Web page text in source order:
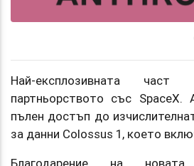
Най-експлозивната
партньорството със SpaceX.
пълен достъп до
за данни Colossus 1, което